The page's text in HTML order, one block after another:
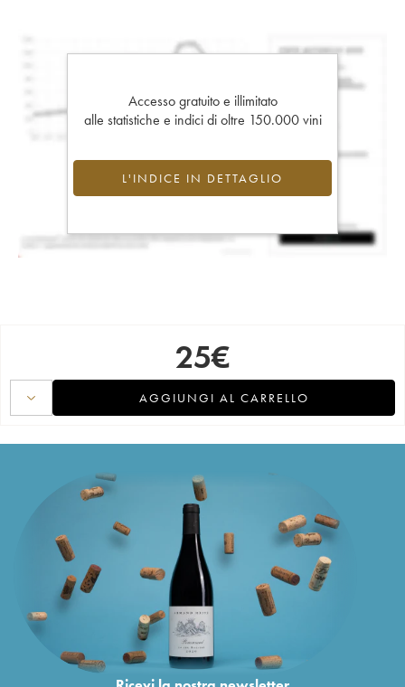
Accesso gratuito e illimitato
alle statistiche e indici di oltre 150.000 vini
L'INDICE IN DETTAGLIO
25€
AGGIUNGI AL CARRELLO